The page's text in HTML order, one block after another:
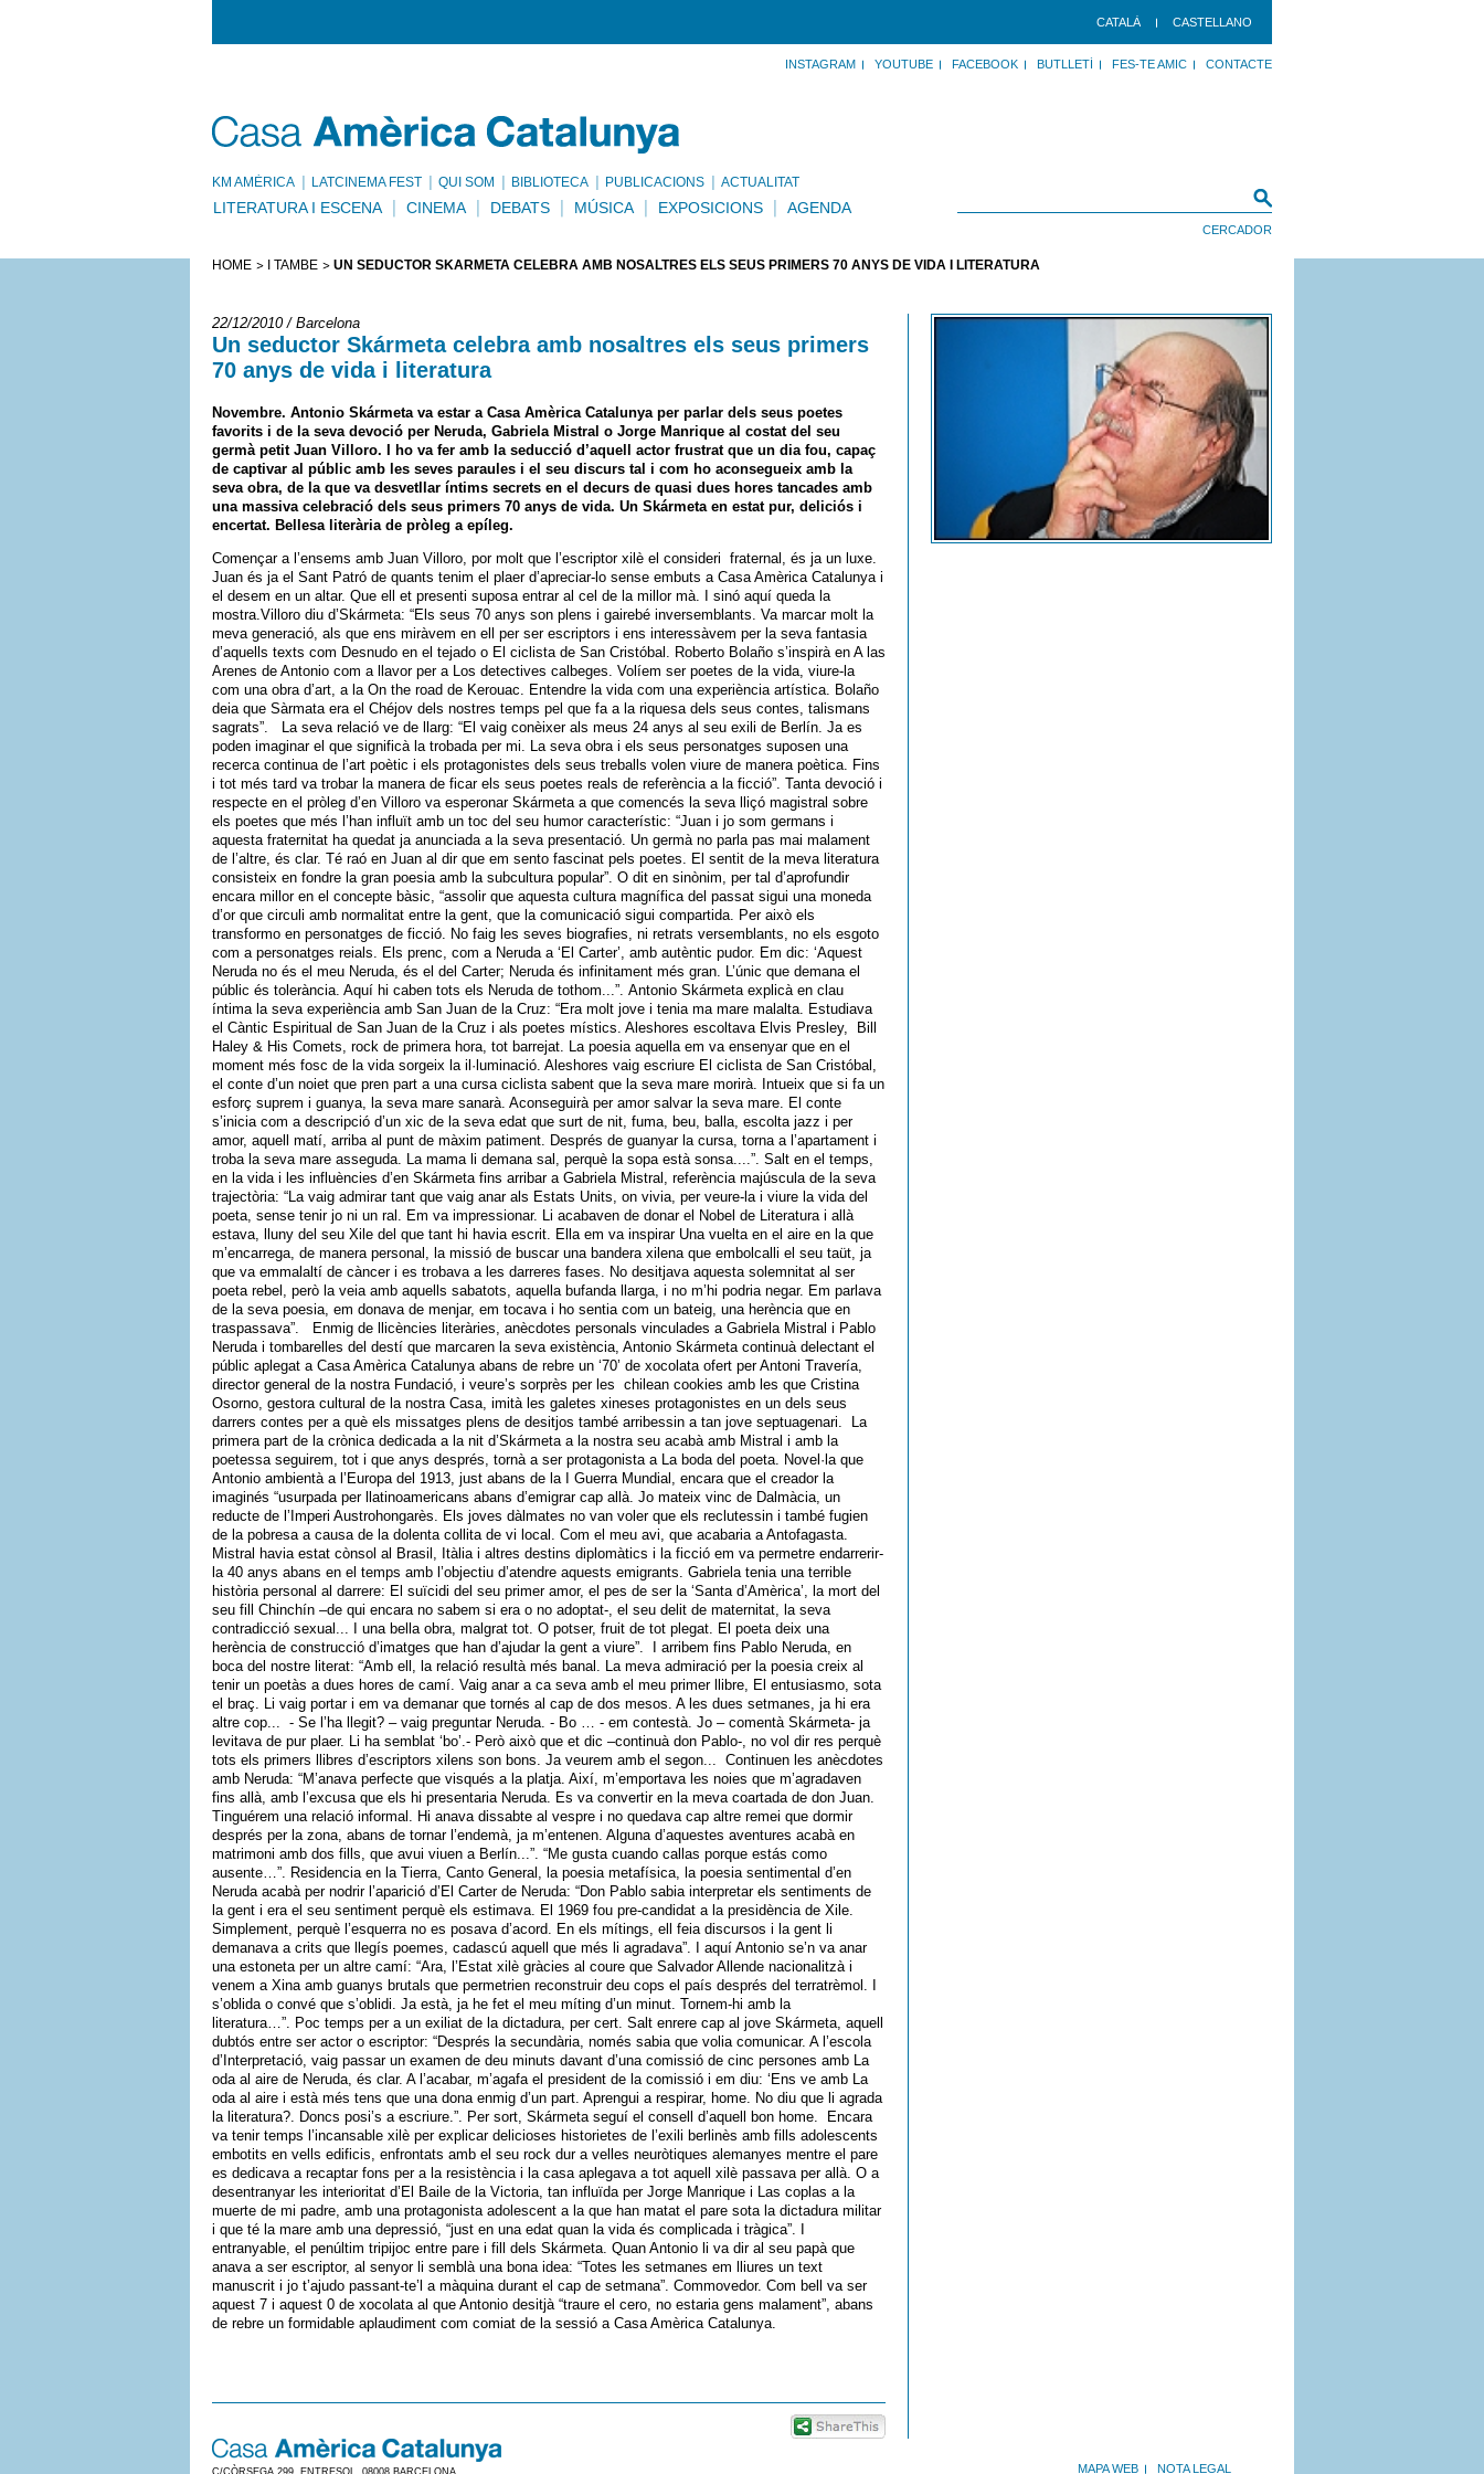
CATALÀ CASTELLANO
INSTAGRAM YOUTUBE FACEBOOK BUTLLETÍ FES-TE AMIC CONTACTE
KM AMÈRICA LATCINEMA FEST QUI SOM BIBLIOTECA PUBLICACIONS ACTUALITAT
LITERATURA I ESCENA CINEMA DEBATS MÚSICA EXPOSICIONS AGENDA
HOME I TAMBÉ UN SEDUCTOR SKÁRMETA CELEBRA AMB NOSALTRES ELS SEUS PRIMERS 70 ANYS DE VIDA I LITERATURA
22/12/2010 / Barcelona
Un seductor Skármeta celebra amb nosaltres els seus primers
70 anys de vida i literatura
Novembre. Antonio Skármeta va estar a Casa Amèrica Catalunya per parlar dels seus poetes
favorits i de la seva devoció per Neruda, Gabriela Mistral o Jorge Manrique al costat del seu
germà petit Juan Villoro. I ho va fer amb la seducció d’aquell actor frustrat que un dia fou, capaç
de captivar al públic amb les seves paraules i el seu discurs tal i com ho aconsegueix amb la
seva obra, de la que va desvetllar íntims secrets en el decurs de quasi dues hores tancades amb
una massiva celebració dels seus primers 70 anys de vida. Un Skármeta en estat pur, deliciós i
encertat. Bellesa literària de pròleg a epíleg.
Començar a l’ensems amb Juan Villoro, por molt que l’escriptor xilè el consideri fraternal, és ja un luxe.
Juan és ja el Sant Patró de quants tenim el plaer d’apreciar-lo sense embuts a Casa Amèrica Catalunya i
el desem en un altar. Que ell et presenti suposa entrar al cel de la millor mà. I sinó aquí queda la
mostra.Villoro diu d’Skármeta: “Els seus 70 anys son plens i gairebé inversemblants. Va marcar molt la
meva generació, als que ens miràvem en ell per ser escriptors i ens interessàvem per la seva fantasia
d’aquells texts com Desnudo en el tejado o El ciclista de San Cristóbal. Roberto Bolaño s’inspirà en A las
Arenes de Antonio com a llavor per a Los detectives calbeges. Volíem ser poetes de la vida, viure-la
com una obra d’art, a la On the road de Kerouac. Entendre la vida com una experiència artística. Bolaño
deia que Sàrmata era el Chéjov dels nostres temps pel que fa a la riquesa dels seus contes, talismans
sagrats”. La seva relació ve de llarg: “El vaig conèixer als meus 24 anys al seu exili de Berlín. Ja es
poden imaginar el que significà la trobada per mi. La seva obra i els seus personatges suposen una
recerca continua de l’art poètic i els protagonistes dels seus treballs volen viure de manera poètica. Fins
i tot més tard va trobar la manera de ficar els seus poetes reals de referència a la ficció”. Tanta devoció i
respecte en el pròleg d’en Villoro va esperonar Skármeta a que comencés la seva lliçó magistral sobre
els poetes que més l’han influït amb un toc del seu humor característic: “Juan i jo som germans i
aquesta fraternitat ha quedat ja anunciada a la seva presentació. Un germà no parla pas mai malament
de l’altre, és clar. Té raó en Juan al dir que em sento fascinat pels poetes. El sentit de la meva literatura
consisteix en fondre la gran poesia amb la subcultura popular”. O dit en sinònim, per tal d’aprofundir
encara millor en el concepte bàsic, “assolir que aquesta cultura magnífica del passat sigui una moneda
d’or que circuli amb normalitat entre la gent, que la comunicació sigui compartida. Per això els
transformo en personatges de ficció. No faig les seves biografies, ni retrats versemblants, no els esgoto
com a personatges reials. Els prenc, com a Neruda a ‘El Carter’, amb autèntic pudor. Em dic: ‘Aquest
Neruda no és el meu Neruda, és el del Carter; Neruda és infinitament més gran. L’únic que demana el
públic és tolerància. Aquí hi caben tots els Neruda de tothom...”. Antonio Skármeta explicà en clau
íntima la seva experiència amb San Juan de la Cruz: “Era molt jove i tenia ma mare malalta. Estudiava
el Càntic Espiritual de San Juan de la Cruz i als poetes místics. Aleshores escoltava Elvis Presley, Bill
Haley & His Comets, rock de primera hora, tot barrejat. La poesia aquella em va ensenyar que en el
moment més fosc de la vida sorgeix la il·luminació. Aleshores vaig escriure El ciclista de San Cristóbal,
el conte d’un noiet que pren part a una cursa ciclista sabent que la seva mare morirà. Intueix que si fa un
esforç suprem i guanya, la seva mare sanarà. Aconseguirà per amor salvar la seva mare. El conte
s’inicia com a descripció d’un xic de la seva edat que surt de nit, fuma, beu, balla, escolta jazz i per
amor, aquell matí, arriba al punt de màxim patiment. Després de guanyar la cursa, torna a l’apartament i
troba la seva mare asseguda. La mama li demana sal, perquè la sopa està sonsa....”. Salt en el temps,
en la vida i les influències d’en Skármeta fins arribar a Gabriela Mistral, referència majúscula de la seva
trajectòria: “La vaig admirar tant que vaig anar als Estats Units, on vivia, per veure-la i viure la vida del
poeta, sense tenir jo ni un ral. Em va impressionar. Li acabaven de donar el Nobel de Literatura i allà
estava, lluny del seu Xile del que tant hi havia escrit. Ella em va inspirar Una vuelta en el aire en la que
m’encarrega, de manera personal, la missió de buscar una bandera xilena que embolcalli el seu taüt, ja
que va emmalaltí de càncer i es trobava a les darreres fases. No desitjava aquesta solemnitat al ser
poeta rebel, però la veia amb aquells sabatots, aquella bufanda llarga, i no m’hi podria negar. Em parlava
de la seva poesia, em donava de menjar, em tocava i ho sentia com un bateig, una herència que en
traspassava”. Enmig de llicències literàries, anècdotes personals vinculades a Gabriela Mistral i Pablo
Neruda i tombarelles del destí que marcaren la seva existència, Antonio Skármeta continuà delectant el
públic aplegat a Casa Amèrica Catalunya abans de rebre un ‘70’ de xocolata ofert per Antoni Travería,
director general de la nostra Fundació, i veure’s sorprès per les chilean cookies amb les que Cristina
Osorno, gestora cultural de la nostra Casa, imità les galetes xineses protagonistes en un dels seus
darrers contes per a què els missatges plens de desitjos també arribessin a tan jove septuagenari. La
primera part de la crònica dedicada a la nit d’Skármeta a la nostra seu acabà amb Mistral i amb la
poetessa seguirem, tot i que anys després, tornà a ser protagonista a La boda del poeta. Novel·la que
Antonio ambientà a l’Europa del 1913, just abans de la I Guerra Mundial, encara que el creador la
imaginés “usurpada per llatinoamericans abans d’emigrar cap allà. Jo mateix vinc de Dalmàcia, un
reducte de l’Imperi Austrohongarès. Els joves dàlmates no van voler que els reclutessin i també fugien
de la pobresa a causa de la dolenta collita de vi local. Com el meu avi, que acabaria a Antofagasta.
Mistral havia estat cònsol al Brasil, Itàlia i altres destins diplomàtics i la ficció em va permetre endarrerir-
la 40 anys abans en el temps amb l’objectiu d’atendre aquests emigrants. Gabriela tenia una terrible
història personal al darrere: El suïcidi del seu primer amor, el pes de ser la ‘Santa d’Amèrica’, la mort del
seu fill Chinchín –de qui encara no sabem si era o no adoptat-, el seu delit de maternitat, la seva
contradicció sexual... I una bella obra, malgrat tot. O potser, fruit de tot plegat. El poeta deix una
herència de construcció d’imatges que han d’ajudar la gent a viure”. I arribem fins Pablo Neruda, en
boca del nostre literat: “Amb ell, la relació resultà més banal. La meva admiració per la poesia creix al
tenir un poetàs a dues hores de camí. Vaig anar a ca seva amb el meu primer llibre, El entusiasmo, sota
el braç. Li vaig portar i em va demanar que tornés al cap de dos mesos. A les dues setmanes, ja hi era
altre cop... - Se l’ha llegit? – vaig preguntar Neruda. - Bo … - em contestà. Jo – comentà Skármeta- ja
levitava de pur plaer. Li ha semblat ‘bo’.- Però això que et dic –continuà don Pablo-, no vol dir res perquè
tots els primers llibres d’escriptors xilens son bons. Ja veurem amb el segon... Continuen les anècdotes
amb Neruda: “M’anava perfecte que visqués a la platja. Així, m’emportava les noies que m’agradaven
fins allà, amb l’excusa que els hi presentaria Neruda. Es va convertir en la meva coartada de don Juan.
Tinguérem una relació informal. Hi anava dissabte al vespre i no quedava cap altre remei que dormir
després per la zona, abans de tornar l’endemà, ja m’entenen. Alguna d’aquestes aventures acabà en
matrimoni amb dos fills, que avui viuen a Berlín...”. “Me gusta cuando callas porque estás como
ausente…”. Residencia en la Tierra, Canto General, la poesia metafísica, la poesia sentimental d’en
Neruda acabà per nodrir l’aparició d’El Carter de Neruda: “Don Pablo sabia interpretar els sentiments de
la gent i era el seu sentiment perquè els estimava. El 1969 fou pre-candidat a la presidència de Xile.
Simplement, perquè l’esquerra no es posava d’acord. En els mítings, ell feia discursos i la gent li
demanava a crits que llegís poemes, cadascú aquell que més li agradava”. I aquí Antonio se’n va anar
una estoneta per un altre camí: “Ara, l’Estat xilè gràcies al coure que Salvador Allende nacionalitzà i
venem a Xina amb guanys brutals que permetrien reconstruir deu cops el país després del terratrèmol. I
s’oblida o convé que s’oblidi. Ja està, ja he fet el meu míting d’un minut. Tornem-hi amb la
literatura…”. Poc temps per a un exiliat de la dictadura, per cert. Salt enrere cap al jove Skármeta, aquell
dubtós entre ser actor o escriptor: “Després la secundària, només sabia que volia comunicar. A l’escola
d’Interpretació, vaig passar un examen de deu minuts davant d’una comissió de cinc persones amb La
oda al aire de Neruda, és clar. A l’acabar, m’agafa el president de la comissió i em diu: ‘Ens ve amb La
oda al aire i està més tens que una dona enmig d’un part. Aprengui a respirar, home. No diu que li agrada
la literatura?. Doncs posi’s a escriure.”. Per sort, Skármeta seguí el consell d’aquell bon home. Encara
va tenir temps l’incansable xilè per explicar delicioses historietes de l’exili berlinès amb fills adolescents
embotits en vells edificis, enfrontats amb el seu rock dur a velles neuròtiques alemanyes mentre el pare
es dedicava a recaptar fons per a la resistència i la casa aplegava a tot aquell xilè passava per allà. O a
desentranyar les interioritat d’El Baile de la Victoria, tan influïda per Jorge Manrique i Las coplas a la
muerte de mi padre, amb una protagonista adolescent a la que han matat el pare sota la dictadura militar
i que té la mare amb una depressió, “just en una edat quan la vida és complicada i tràgica”. I
entranyable, el penúltim tripijoc entre pare i fill dels Skármeta. Quan Antonio li va dir al seu papà que
anava a ser escriptor, al senyor li semblà una bona idea: “Totes les setmanes em lliures un text
manuscrit i jo t’ajudo passant-te’l a màquina durant el cap de setmana”. Commovedor. Com bell va ser
aquest 7 i aquest 0 de xocolata al que Antonio desitjà “traure el cero, no estaria gens malament”, abans
de rebre un formidable aplaudiment com comiat de la sessió a Casa Amèrica Catalunya.
MAPA WEB NOTA LEGAL
C/CÒRSEGA 299, ENTRESOL. 08008 BARCELONA